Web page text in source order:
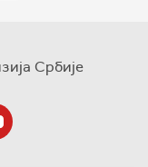
Србије